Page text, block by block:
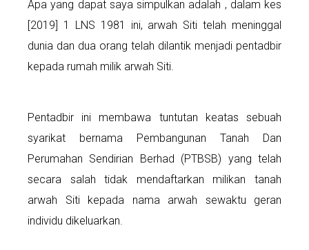
Apa yang dapat saya simpulkan adalah , dalam kes
[2019] 1 LNS 1981 ini, arwah Siti telah meninggal
dunia dan dua orang telah dilantik menjadi pentadbir
kepada rumah milik arwah Siti.
Pentadbir ini membawa tuntutan keatas sebuah
syarikat bernama Pembangunan Tanah Dan
Perumahan Sendirian Berhad (PTBSB) yang telah
secara salah tidak mendaftarkan milikan tanah
arwah Siti kepada nama arwah sewaktu geran
individu dikeluarkan.